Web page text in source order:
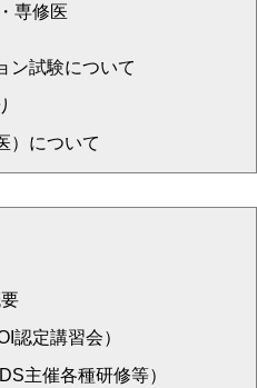
専修医
ン試験について
）について
認定講習会）
主催各種研修等）